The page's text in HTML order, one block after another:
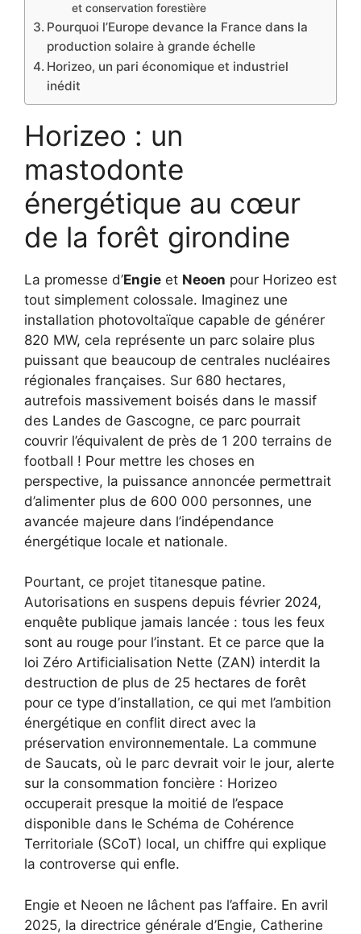
et conservation forestière
Pourquoi l’Europe devance la France dans la
production solaire à grande échelle
Horizeo, un pari économique et industriel
inédit
Horizeo : un
mastodonte
énergétique au cœur
de la forêt girondine
La promesse d’Engie et Neoen pour Horizeo est
tout simplement colossale. Imaginez une
installation photovoltaïque capable de générer
820 MW, cela représente un parc solaire plus
puissant que beaucoup de centrales nucléaires
régionales françaises. Sur 680 hectares,
autrefois massivement boisés dans le massif
des Landes de Gascogne, ce parc pourrait
couvrir l’équivalent de près de 1 200 terrains de
football ! Pour mettre les choses en
perspective, la puissance annoncée permettrait
d’alimenter plus de 600 000 personnes, une
avancée majeure dans l’indépendance
énergétique locale et nationale.
Pourtant, ce projet titanesque patine.
Autorisations en suspens depuis février 2024,
enquête publique jamais lancée : tous les feux
sont au rouge pour l’instant. Et ce parce que la
loi Zéro Artificialisation Nette (ZAN) interdit la
destruction de plus de 25 hectares de forêt
pour ce type d’installation, ce qui met l’ambition
énergétique en conflit direct avec la
préservation environnementale. La commune
de Saucats, où le parc devrait voir le jour, alerte
sur la consommation foncière : Horizeo
occuperait presque la moitié de l’espace
disponible dans le Schéma de Cohérence
Territoriale (SCoT) local, un chiffre qui explique
la controverse qui enfle.
Engie et Neoen ne lâchent pas l’affaire. En avril
2025, la directrice générale d’Engie, Catherine